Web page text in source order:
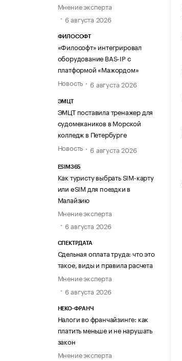
Мнение эксперта
6 августа 2026
ФИЛОСОФТ
«Философт» интегрировал
оборудование BAS-IP с
платформой «Мажордом»
Новость
6 августа 2026
ЭМЦТ
ЭМЦТ поставила тренажер для
судомехаников в Морской
колледж в Петербурге
Новость
6 августа 2026
ESIM365
Как туристу выбрать SIM-карту
или eSIM для поездки в
Малайзию
Мнение эксперта
6 августа 2026
СПЕКТРДАТА
Сдельная оплата труда: что это
такое, виды и правила расчета
Мнение эксперта
6 августа 2026
НЕКО-ФРАНЧ
Налоги во франчайзинге: как
платить меньше и не нарушать
закон
Мнение эксперта